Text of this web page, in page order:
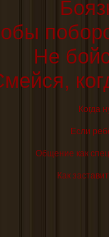
Не
Когда
Если
Общение как
Как